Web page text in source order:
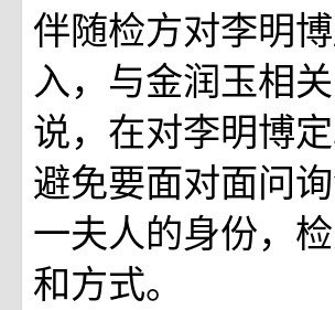
伴随检方对李明
入，与金润玉相
说，在对李明博
避免要面对面问
一夫人的身份，
和方式。